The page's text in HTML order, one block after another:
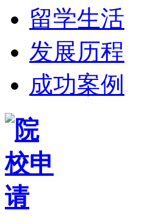
留学生活
发展历程
成功案例